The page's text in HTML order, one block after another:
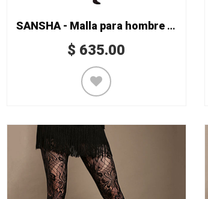
SANSHA - Malla para hombre Mod. D031C
$ 635.00